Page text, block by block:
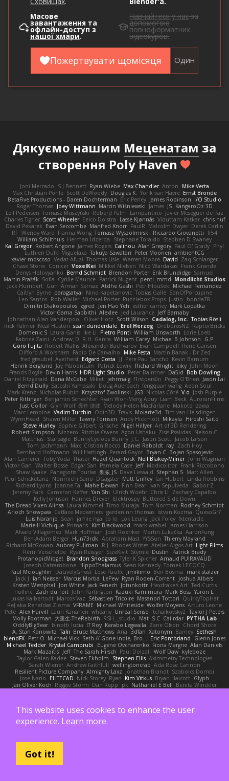
Масове
завантаження та
офлайн-доступ з
нашої хмари.
Навчайтеся у насза
допомогою
повноформатних
відеокурсів.
Пожертвувати щомісяця Один
Дякуємо нашим Меценатам за
створення Poly Haven
Joni Mercado S J Bennett Ryan Wiebe Max Chandler Anton
Mike Verta
Max Christian Pohle Scott DeWoody Douglas K. Yorik van Havre Ernst Bronde
BetaFive Productions - Daren Dochterman Eric Perley James Robinson I/O Studio
Roger Thomas Joey Wittmann Marcin Wiśniewski James JS KangaroOz 3D
Leif Pedersen Tomasz Muszyński Roberd Palm Lampantino Javier Meseguer de Paz
Charles Tigner Scott Wheeler Eelco Dolstra Lasse Kjønnås Viduttam Katkar chris huf
David Pekarek Evan Seccombe Manfred Knorr PaulR Malcolm Dwyer Derek Carlin
RF Wendy Ward Fianna Wong Tomasz Wyszolmirski Riccardo Giovanetti fr54
William Schilthuis Herman Idzerda Stephane Toraldo Stephen D Swaney
Kai Gregor Robert Angone James Rogers Calinou Alan Gregory Paul O' Grady Phyl
Luthien Dulk Miguelaxa Takuya Sawatari Peter Moonen ambientCG
xavier moscoso Vedat Afuzi Thomas Lisle Warren Moore David Zaq Schlanger
Chase Stone Conicer VoxelKei Mikkel Nielsen Nico Wardakas Frank Grande
Denys Holovyanko Bernd Schmidt Brendon Porter Erik Brundidge Samuel
Martin Pražák Sofia Cyrille Maurice Patrick Nugent penti_mmd Mondlicht Studios
Jack Humbert Gun Arman Sernaz Atdhe Gashi Petr Hloušek
Michael Fernandez
Caitlyn Byrne paragsatyal Nino Kapetanovic Tobias Gallé SonOfPorcupine
Leo Santos Rob Waller Michael Porter Puzzlebox Props Justin
honda78
Dimitri Diakopoulos zgred Jen Hao Yeh esther carney Mark Lopatka
Victor Gama Sabbithi Alexlee Jed Laurance Jeff Barnaby
Johnathan Alan Vanderpool Oliver Hotz Scott Wilson Cadalog, Inc. Tobias Rösli
Rick Palmer Neal Huston sean dunderdale Erel Herzog OroborosNZ RaptorBricks
Domenic S Laura Ganis Ike Li Pietro Ponti William Unsworth Lorie Loeb
Fabrice Zaini Andrew_D R.H. García William Carey Michael B Johnson
G.P
Goro Fujita Robert Wallis Alexander Bachvarov Evan Campbell Rene Gansen
Clifford A Worsham Fábio De Carvalho Mike Festa Martin Banak - Dr Zed
fred gissubel Ayetheist Edgard Costa JJ Pere Pau Sancho Kevin Barnum
Henrik Berglund Jay Piboontum Patrick Lowry Richard Wright kiky John Moon
Francis Boyle Devin Harris HDR Light Studio Peter Baintner Da5id Bob Dowling
Daniel Fitzgerald Dana McCabe Miket jehrmaig f1rstpers0n Peggy O'Brien Jason Lai
Bernd Dully Satoshi Yamasaki Doug Auerbach fengquan wang Aeon Soul
Mark Krenz Nicholas Rubin Krzysztof Zwolinski JG3 Nicolas Côté V-o Josh Purple
Peter Rittinger Benjamin Schechter Ryan Won-Meng Apuy Liam Beck AuroranFilms
Just Gollor Glyn Wolf 亮作 淡波 Melody Helen MacFarlane Makoto Izawa
Marc Lemoine Vadim Turchin Odin3D Travis Moiarte3d Tim van Helsdingen
WyrmHead
Shawn Miller Tawny Tomsen Andy Hickmott Mikayla
Hiroshi Saito
Steve Hurley Sophie Gilbert Grische Nigel Hillyer Art of 3D Rendering
Robert Simpson
Nizzero Ritchie Owens Agon Ushaku Zisis Psalidas Nelson C
Matthias Stareagle BunnyCyclops Bunny J.C. Jason Scott Jacob Larson
Tom Jachmann
Max Cristian Rocco Daniel Raboldt ray Zach Hoy
Bernhard Hoffmann Will Hattingh Perard-Gayot Bryan C Bojan Spasojevic
Alan Camerer Toby Yoda Thater Hazel Quantock Neil Blakey-Milner John Wagman
Victor Gan Walter Bosse Edgar San Pamela Case Jeff Modicolitor Frank Riccobono
Shaw Kaake Panagiotis Tourlas 果冻_JS Dave Liewald Stephan S Matt Allen
Paul Schicketanz
Norimichi Sano DGagster Matt Griffey Ian Hubert Linda Robbins
Richard Lyons Joanne Tai Mahe Dewan Finn Bear Ivan Sepulveda
Gabor Z
Jeremy Park
Cameron Keffer Yan Shi Ulrich Woehr Chris Li
Zachary Capalbo
Kelly Johnson Hannes Dreyer Elektrospy Buttered Side Down
The Dread Vixen Alinsa Laura Kimmel Timo Muraja Tom Norman Rodney Schmidt
Arioch Snowpaw Catface Meowmers gardeninn thomas Istvan Kozma QuesoGr7
Luis Naranjo Sean jamie ngai to lo Lök Leung Jack Foley fxtentacle
Marielli Vichique Primaris Kirt Blackwood mark wrabel James Harrison
Alvaro Villagomez Mark Hoffman Josh Roenker Martin Lukačka AaronFung
Ben-Adam Berger Hun73rdk Abraham Mast YYSSun Thierry Mayrand
Richard McGowan Aubrey Pullman R.J. Rhodes Writes Atelier Argos Art Light Films
Rémi Verschelde Ryan Reisiger SizeKivit Stymie Dustin
Patrick Brady
ProtanopicMidget Brandon Snodgrass Tyler K Spicher Arnaud PUIRAVAUD
Joseph Catrambone HippoThalamus Sean Kennedy Tomek LECOCQ
Paul Mcloughlin
DaLivelyGhost Lose Pacific Jimikimo Ben Bosma
mark stalzer
Jack J
Ian Neisser Marcus Morba LePew Ryan Roden-Corrent Joshua Albers
Kristen Westphal
Jon White Jack Fenech Jotunkottr Hexdrake's Art Ted Curtis
nullinc Zach du Toit John Partington Kazuki Kamimura Mark Boss Yaron L.
Lukas Kalbertodt Marcos Vaz Sébastien Tricoire Masanori Tottori QuirkyTopHat
ReJ aka Renaldas Zioma VFRAME Michael Whiteside Wolfer Moyens Arturo Leone
Pete Alex Harvill Lauri Kananen wheany Unreal Sensei tchaikovsky2 Taylor J Peters
Molly Footman 大重生-TheRebirth RSH__studio Mat S C Cailrdar PYTHA Lab
OddlyBigBear binotti lucia IT Roy Karabo Legwaila Zane Olson
Chord Shore
A. Stan Konowitz Talii Bruce Matthews Aria 3dfan Xatonym Barney Sethesh
blendFX Petr O Michael Vick Seth // Gone Indie, Bro... Eric Pontbriand
Glenn Jones
Michael Tedder Krystal Camprubi Eugene Ovcharenko Fiona Margrie Alan Daniels
Mark Mazaitis Jeff The Sarah Hirsch Paul Dolzall Wolf Daw kyleboze
Taylor Galen Kadee Steven Ekholm Stephen Ellis Aximmetry Technologies
Sarah Wiener Andrew Faithfull wellingtoncrab Ada Rose Cannon
Resilient Picture Company Almighty Laxz Jonathan Brandt Szabolcs Dombi
Jose Nario
ELITECAD Nick Storey Ryan Kim Vitkus Bryan Halcott Glyph
Jan Oliver Koch Reggie Storm Dan Repp pk Nathaniel E Bell Benita Winckler
Wesley Scafe scott bilby Victor George e Chianese Ben Visser
Albatross 3D
Andrej Striezenec
Dumbass Dragon Alkaza1996 jAde Lea Seidman Hernandez
sotiris Teneka B. Dale Schwiesow
Brandon Jordan
Dennis Korpel Matthew Stevens
arash tirgari Ryan Dening
This website uses cookies to enhance the user
experience. Learn more.
Got it!